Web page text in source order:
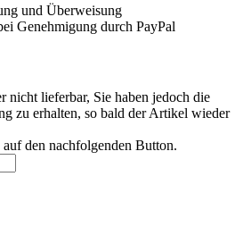
und Überweisung
Genehmigung durch PayPal
nicht lieferbar, Sie haben jedoch die
zu erhalten, so bald der Artikel wieder
den nachfolgenden Button.